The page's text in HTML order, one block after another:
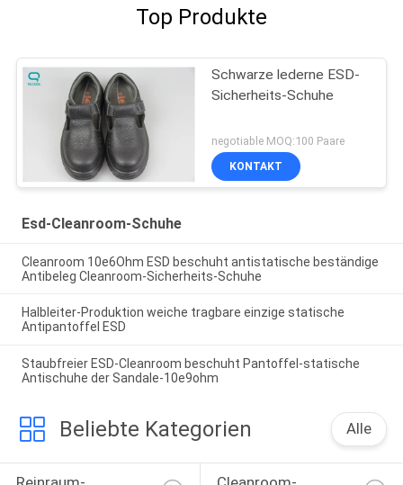
Top Produkte
Schwarze lederne ESD-
Sicherheits-Schuhe
negotiable MOQ:100 Paare
KONTAKT
Esd-Cleanroom-Schuhe
Cleanroom 10e6Ohm ESD beschuht antistatische beständige
Antibeleg Cleanroom-Sicherheits-Schuhe
Halbleiter-Produktion weiche tragbare einzige statische
Antipantoffel ESD
Staubfreier ESD-Cleanroom beschuht Pantoffel-statische
Antischuhe der Sandale-10e9ohm
Beliebte Kategorien Alle